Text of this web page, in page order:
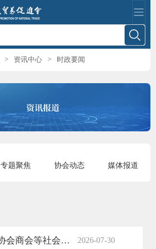
> 资讯中心 > 时政要闻
专题聚焦 协会动态 媒体报道
地方行业协会商会等社会组织领域违规违纪违法典型案例 2026-07-30